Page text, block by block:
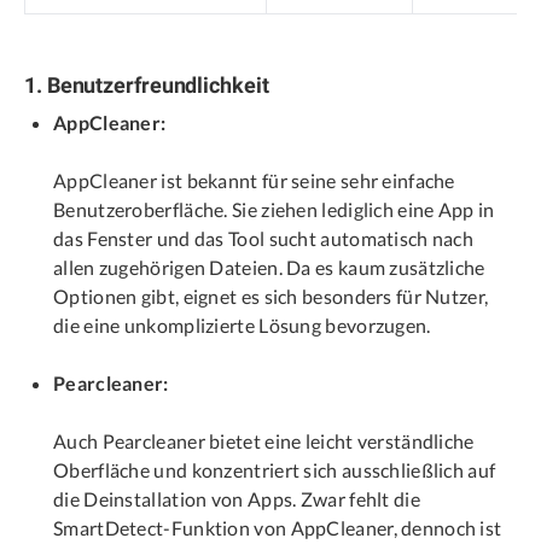
1. Benutzerfreundlichkeit
AppCleaner:
AppCleaner ist bekannt für seine sehr einfache
Benutzeroberfläche. Sie ziehen lediglich eine App in
das Fenster und das Tool sucht automatisch nach
allen zugehörigen Dateien. Da es kaum zusätzliche
Optionen gibt, eignet es sich besonders für Nutzer,
die eine unkomplizierte Lösung bevorzugen.
Pearcleaner:
Auch Pearcleaner bietet eine leicht verständliche
Oberfläche und konzentriert sich ausschließlich auf
die Deinstallation von Apps. Zwar fehlt die
SmartDetect-Funktion von AppCleaner, dennoch ist